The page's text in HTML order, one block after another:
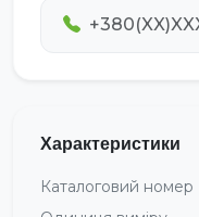
Характеристики
Каталоговий номер